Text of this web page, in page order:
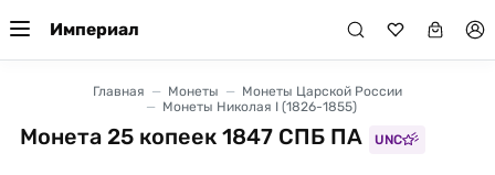
Империал
Главная Монеты
Монеты Царской России
Монеты Николая I (1826-1855)
Монета 25 копеек 1847 СПБ ПА UNC